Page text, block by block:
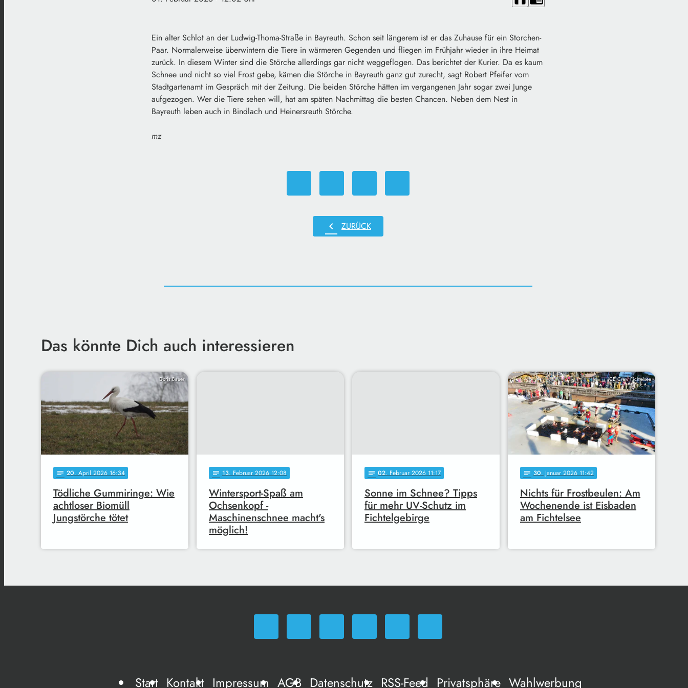
Ein alter Schlot an der Ludwig-Thoma-Straße in Bayreuth. Schon seit längerem ist er das Zuhause für ein Storchen-
Paar. Normalerweise überwintern die Tiere in wärmeren Gegenden und fliegen im Frühjahr wieder in ihre Heimat
zurück. In diesem Winter sind die Störche allerdings gar nicht weggeflogen. Das berichtet der Kurier. Da es kaum
Schnee und nicht so viel Frost gebe, kämen die Störche in Bayreuth ganz gut zurecht, sagt Robert Pfeifer vom
Stadtgartenamt im Gespräch mit der Zeitung. Die beiden Störche hätten im vergangenen Jahr sogar zwei Junge
aufgezogen. Wer die Tiere sehen will, hat am späten Nachmittag die besten Chancen. Neben dem Nest in
Bayreuth leben auch in Bindlach und Heinersreuth Störche.
mz
chevron_left ZURÜCK
Das könnte Dich auch interessieren
Doris Bauer
notes 20. April 2026 16:34
Tödliche Gummiringe: Wie
achtloser Biomüll
Jungstörche tötet
notes 13. Februar 2026 12:08
Wintersport-Spaß am
Ochsenkopf -
Maschinenschnee macht's
möglich!
notes 02. Februar 2026 11:17
Sonne im Schnee? Tipps
für mehr UV-Schutz im
Fichtelgebirge
ICE Crew Fichtelsee
notes 30. Januar 2026 11:42
Nichts für Frostbeulen: Am
Wochenende ist Eisbaden
am Fichtelsee
Start Kontakt Impressum AGB Datenschutz RSS-Feed Privatsphäre Wahlwerbung